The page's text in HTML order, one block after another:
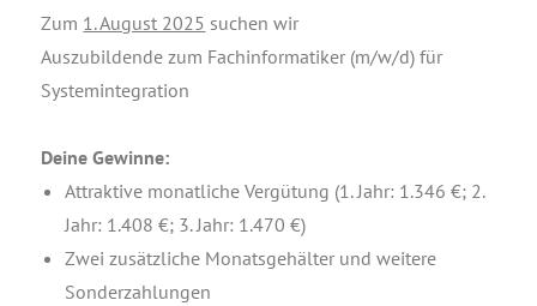
Zum 1. August 2025 suchen wir
Aus­zu­bil­den­de zum Fach­in­for­ma­ti­ker (m/w/d) für
Systemintegration
Dei­ne Gewinne:
Attrak­ti­ve monat­li­che Ver­gü­tung (1. Jahr: 1.346 €; 2.
Jahr: 1.408 €; 3. Jahr: 1.470 €)
Zwei zusätz­li­che Monats­ge­häl­ter und wei­te­re
Sonderzahlungen